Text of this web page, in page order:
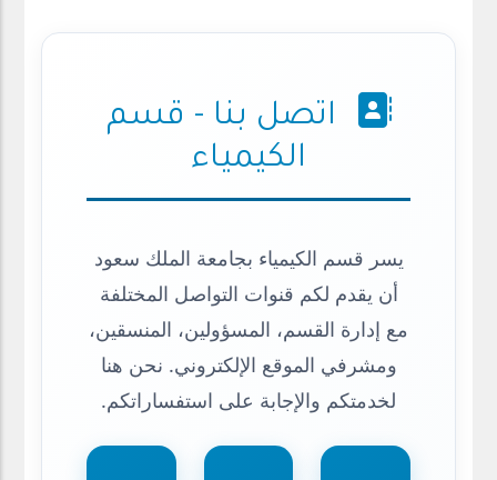
اتصل بنا - قسم
الكيمياء
يسر قسم الكيمياء بجامعة الملك سعود
أن يقدم لكم قنوات التواصل المختلفة
مع إدارة القسم، المسؤولين، المنسقين،
ومشرفي الموقع الإلكتروني. نحن هنا
لخدمتكم والإجابة على استفساراتكم.